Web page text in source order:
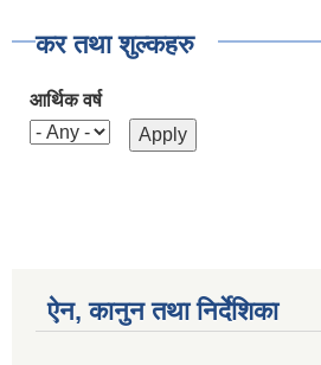
कर तथा शुल्कहरु
आर्थिक वर्ष
ऐन, कानुन तथा निर्देशिका